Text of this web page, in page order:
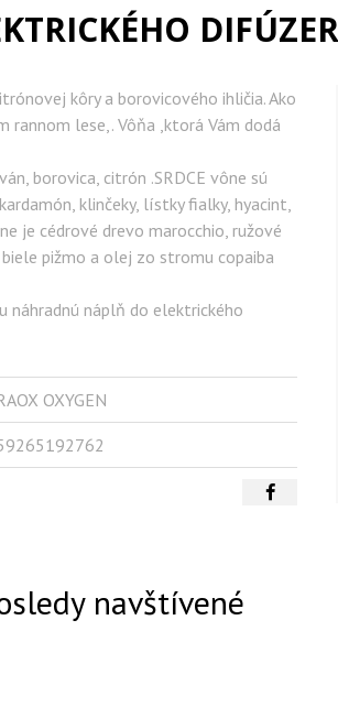
kôry a borovicového ihličia. Ako
rannom lese,. Vôňa ,ktorá Vám dodá
borovica, citrón .SRDCE vône sú
klinčeky, lístky fialky, hyacint,
je cédrové drevo marocchio, ružové
pižmo a olej zo stromu copaiba
náhradnú náplň do elektrického
OXYGEN
navštívené